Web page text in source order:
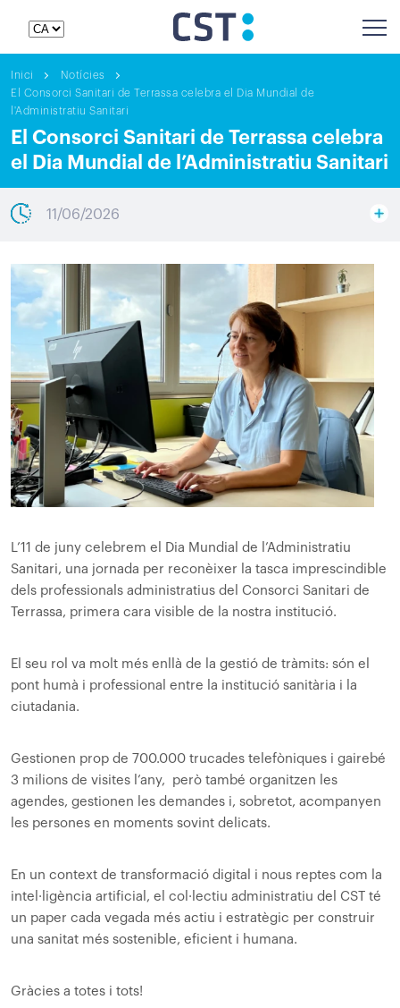
Inici
Notícies
El Consorci Sanitari de Terrassa celebra el Dia Mundial de
l'Administratiu Sanitari
El Consorci Sanitari de Terrassa celebra
el Dia Mundial de l’Administratiu Sanitari
11/06/2026
L’11 de juny celebrem el Dia Mundial de l’Administratiu
Sanitari, una jornada per reconèixer la tasca imprescindible
dels professionals administratius del Consorci Sanitari de
Terrassa, primera cara visible de la nostra institució.
El seu rol va molt més enllà de la gestió de tràmits: són el
pont humà i professional entre la institució sanitària i la
ciutadania.
Gestionen prop de 700.000 trucades telefòniques i gairebé
3 milions de visites l’any, però també organitzen les
agendes, gestionen les demandes i, sobretot, acompanyen
les persones en moments sovint delicats.
En un context de transformació digital i nous reptes com la
intel·ligència artificial, el col·lectiu administratiu del CST té
un paper cada vegada més actiu i estratègic per construir
una sanitat més sostenible, eficient i humana.
Gràcies a totes i tots!